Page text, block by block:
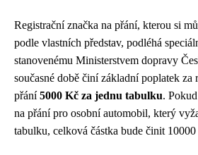
Registrační značka na přání, kterou si
podle vlastních představ, podléhá
stanovenému Ministerstvem dopravy
současné době činí základní poplatek za
přání5000 Kč za jednu tabulku.
na přání pro osobní automobil, který
tabulku, celková částka bude činit